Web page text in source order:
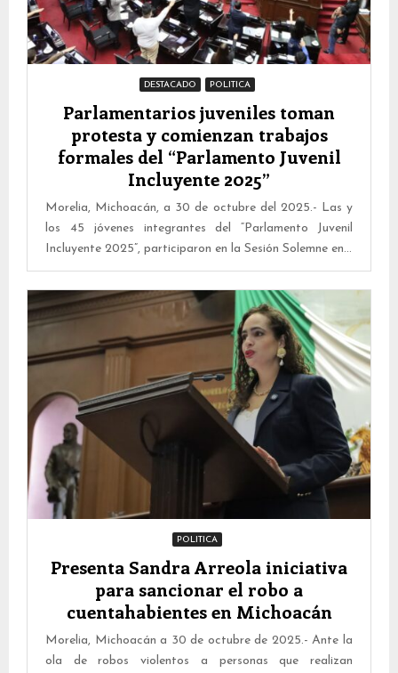
DESTACADO POLITICA
Parlamentarios juveniles toman
protesta y comienzan trabajos
formales del “Parlamento Juvenil
Incluyente 2025”
Morelia, Michoacán, a 30 de octubre del 2025.- Las y
los 45 jóvenes integrantes del “Parlamento Juvenil
Incluyente 2025”, participaron en la Sesión Solemne en...
POLITICA
Presenta Sandra Arreola iniciativa
para sancionar el robo a
cuentahabientes en Michoacán
Morelia, Michoacán a 30 de octubre de 2025.- Ante la
ola de robos violentos a personas que realizan